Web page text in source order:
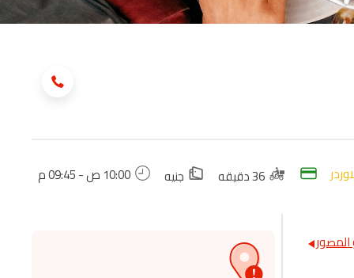
36 دقيقه جنيه 10:00 ص - 09:45 م